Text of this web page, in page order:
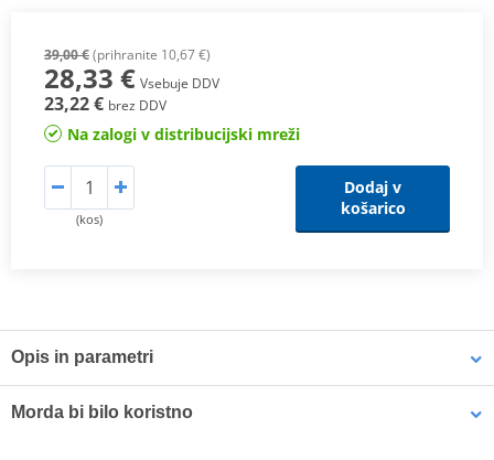
39,00 €(prihranite 10,67 €)
28,33 € Vsebuje DDV
23,22 € brez DDV
Na zalogi v distribucijski mreži
(kos)
Dodaj v
košarico
Opis in parametri
Morda bi bilo koristno